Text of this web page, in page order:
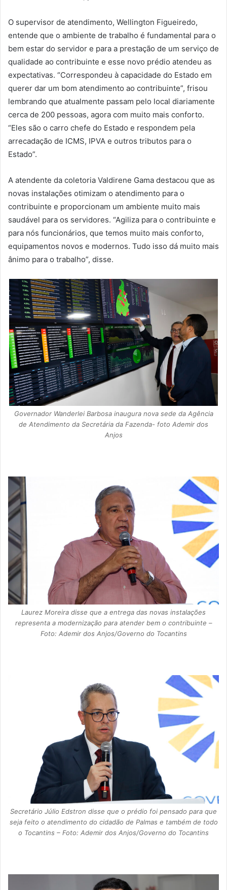
O supervisor de atendimento, Wellington Figueiredo,
entende que o ambiente de trabalho é fundamental para o
bem estar do servidor e para a prestação de um serviço de
qualidade ao contribuinte e esse novo prédio atendeu as
expectativas. “Correspondeu à capacidade do Estado em
querer dar um bom atendimento ao contribuinte”, frisou
lembrando que atualmente passam pelo local diariamente
cerca de 200 pessoas, agora com muito mais conforto.
“Eles são o carro chefe do Estado e respondem pela
arrecadação de ICMS, IPVA e outros tributos para o
Estado”.
A atendente da coletoria Valdirene Gama destacou que as
novas instalações otimizam o atendimento para o
contribuinte e proporcionam um ambiente muito mais
saudável para os servidores. “Agiliza para o contribuinte e
para nós funcionários, que temos muito mais conforto,
equipamentos novos e modernos. Tudo isso dá muito mais
ânimo para o trabalho”, disse.
Governador Wanderlei Barbosa inaugura nova sede da Agência
de Atendimento da Secretária da Fazenda- foto Ademir dos
Anjos
Laurez Moreira disse que a entrega das novas instalações
representa a modernização para atender bem o contribuinte –
Foto: Ademir dos Anjos/Governo do Tocantins
Secretário Júlio Edstron disse que o prédio foi pensado para que
seja feito o atendimento do cidadão de Palmas e também de todo
o Tocantins – Foto: Ademir dos Anjos/Governo do Tocantins